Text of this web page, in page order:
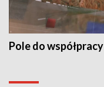
Pole do współpracy